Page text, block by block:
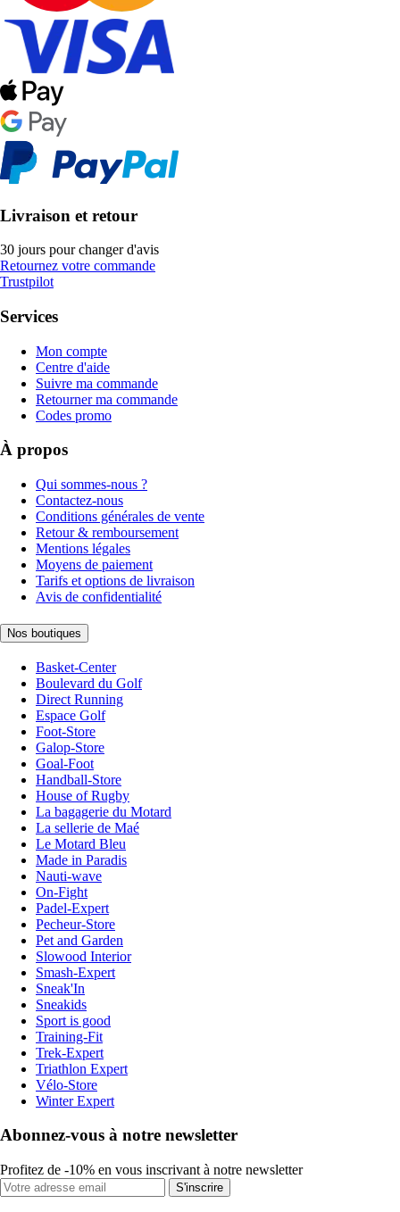
Livraison et retour
30 jours pour changer d'avis
Retournez votre commande
Trustpilot
Services
Mon compte
Centre d'aide
Suivre ma commande
Retourner ma commande
Codes promo
À propos
Qui sommes-nous ?
Contactez-nous
Conditions générales de vente
Retour & remboursement
Mentions légales
Moyens de paiement
Tarifs et options de livraison
Avis de confidentialité
Nos boutiques
Basket-Center
Boulevard du Golf
Direct Running
Espace Golf
Foot-Store
Galop-Store
Goal-Foot
Handball-Store
House of Rugby
La bagagerie du Motard
La sellerie de Maé
Le Motard Bleu
Made in Paradis
Nauti-wave
On-Fight
Padel-Expert
Pecheur-Store
Pet and Garden
Slowood Interior
Smash-Expert
Sneak'In
Sneakids
Sport is good
Training-Fit
Trek-Expert
Triathlon Expert
Vélo-Store
Winter Expert
Abonnez-vous à notre newsletter
Profitez de -10% en vous inscrivant à notre newsletter
S'inscrire